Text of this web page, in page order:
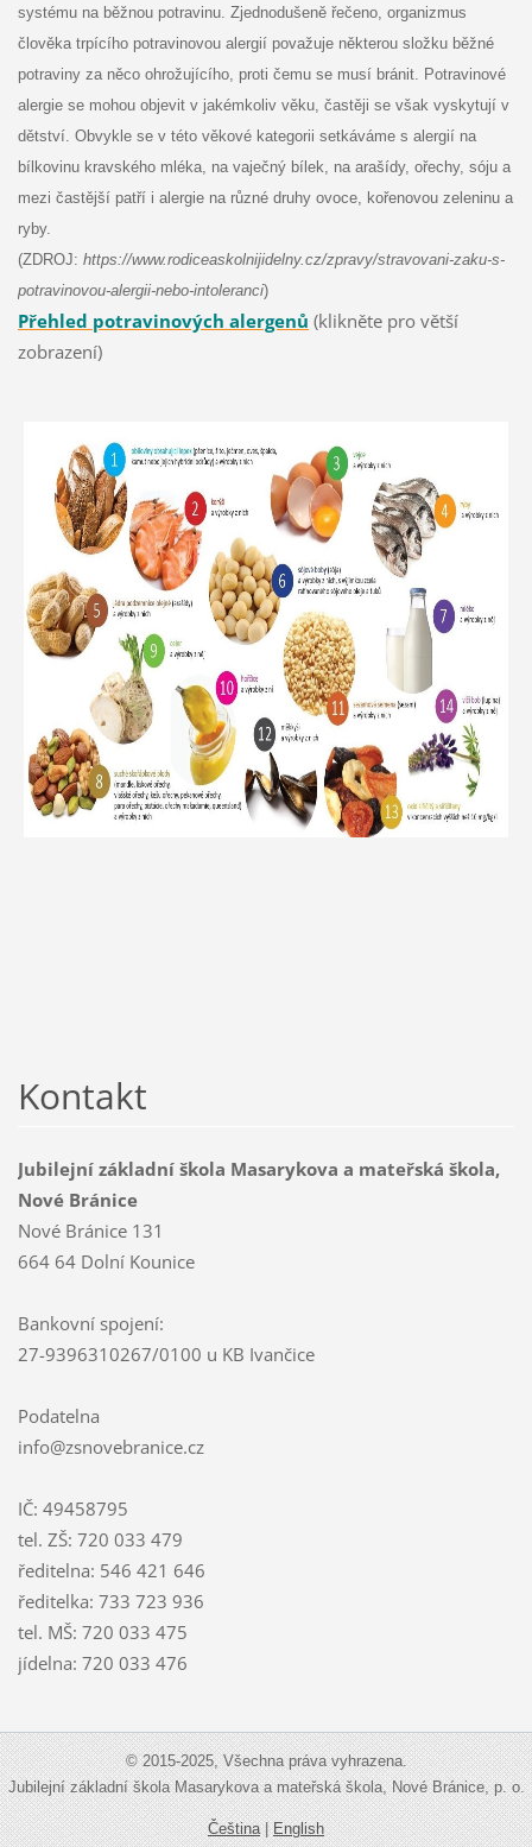
systému na běžnou potravinu. Zjednodušeně řečeno, organizmus
člověka trpícího potravinovou alergií považuje některou složku běžné
potraviny za něco ohrožujícího, proti čemu se musí bránit. Potravinové
alergie se mohou objevit v jakémkoliv věku, častěji se však vyskytují v
dětství. Obvykle se v této věkové kategorii setkáváme s alergií na
bílkovinu kravského mléka, na vaječný bílek, na arašídy, ořechy, sóju a
mezi častější patří i alergie na různé druhy ovoce, kořenovou zeleninu a
ryby.
(ZDROJ: https://www.rodiceaskolnijidelny.cz/zpravy/stravovani-zaku-s-
potravinovou-alergii-nebo-intoleranci)
Přehled potravinových alergenů (klikněte pro větší
zobrazení)
Kontakt
Jubilejní základní škola Masarykova a mateřská škola,
Nové Bránice
Nové Bránice 131
664 64 Dolní Kounice
Bankovní spojení:
27-9396310267/0100 u KB Ivančice
Podatelna
info@zsnovebranice.cz
IČ: 49458795
tel. ZŠ: 720 033 479
ředitelna: 546 421 646
ředitelka: 733 723 936
tel. MŠ: 720 033 475
jídelna: 720 033 476
© 2015-2025, Všechna práva vyhrazena.
Jubilejní základní škola Masarykova a mateřská škola, Nové Bránice, p. o.
Čeština|English